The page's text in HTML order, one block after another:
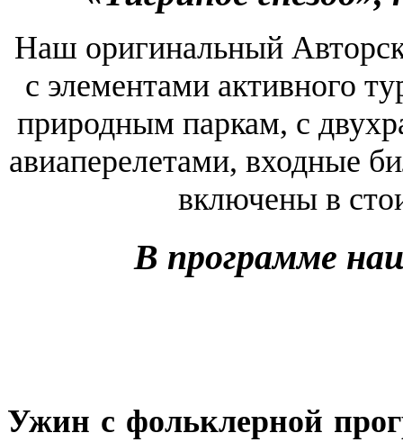
Наш оригинальный
с элементами активного
природным паркам, с
авиаперелетами, входные
включены в
В программе
Ужин с фольклерной